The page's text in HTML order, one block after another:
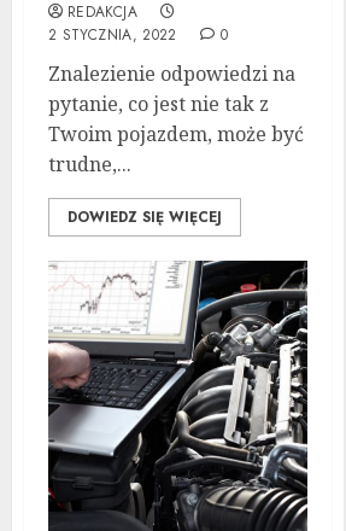
REDAKCJA
2 STYCZNIA, 2022
0
Znalezienie odpowiedzi na
pytanie, co jest nie tak z
Twoim pojazdem, może być
trudne,...
DOWIEDZ SIĘ WIĘCEJ